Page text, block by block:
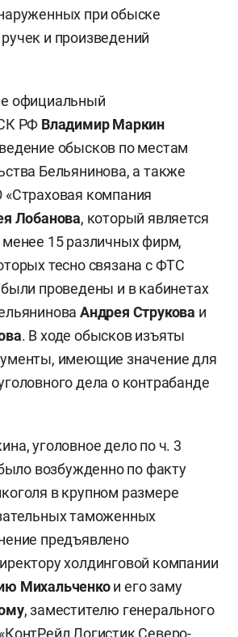
при обыске
и произведений
официальный
РФ Владимир Маркин
обысков по местам
Бельянинова, а также
компания
Лобанова, который является
15 различных фирм,
тесно связана с ФТС
проведены и в кабинетах
Андрея Струкова и
. В ходе обысков изъяты
имеющие значение для
дела о контрабанде
уголовное дело по ч. 3
возбужденно по факту
в крупном размере
таможенных
предъявлено
холдинговой компании
Михальченкои его заму
, заместителю генерального
Логистик Северо-